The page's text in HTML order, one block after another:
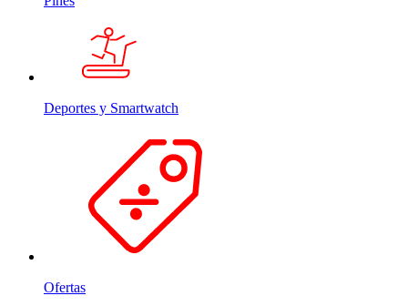
Deportes y Smartwatch
Ofertas